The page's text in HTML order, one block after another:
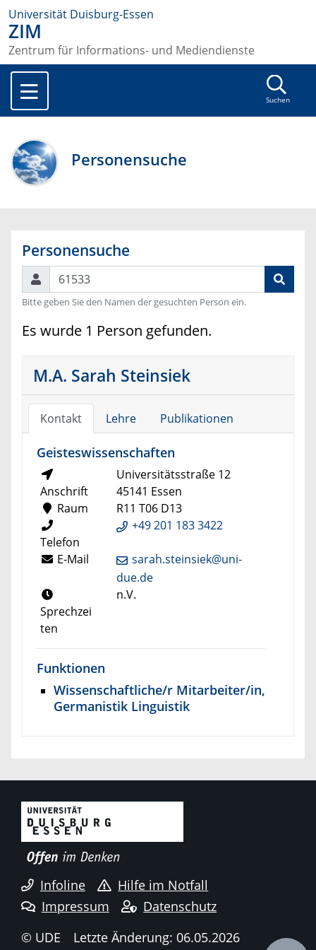
Universität Duisburg-Essen
ZIM
Zentrum für Informations- und Mediendienste
Suchen
Personensuche
Personensuche
Suchen
Bitte geben Sie den Namen der gesuchten Person ein.
Es wurde 1 Person gefunden.
M.A. Sarah Steinsiek
Kontakt Lehre Publikationen
Geisteswissenschaften
Anschrift
Universitätsstraße 12
45141 Essen
Raum
R11 T06 D13
Telefon
+49 201 183 3422
E-Mail
sarah.steinsiek@uni-
due.de
Sprechzei
ten
n.V.
Funktionen
Wissenschaftliche/r Mitarbeiter/in,
Germanistik Linguistik
Infoline
Hilfe im Notfall
Impressum
Datenschutz
© UDE
Letzte Änderung: 06.05.2026